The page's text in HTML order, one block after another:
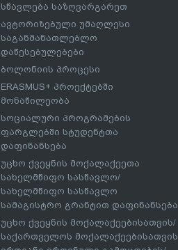
სწავლება საზღვარგარეთ
ავტორიზებული უმაღლესი
საგანმანათლებლო
დაწესებულებები
ბოლონიის პროცესი
ERASMUS+ პროექტებში
მონაწილეობა
სოციალური პროგრამების
ფარგლებში სტუდენტთა
დაფინანსება
უცხო ქვეყნის მოქალაქეეთა
სახელმწიფო სასწავლო/
სახელმწიფო სასწავლო
სამაგისტრო გრანტით დაფინანსება
უცხო ქვეყნის მოქალაქეებისათვის/
საქართველოს მოქალაქეებისათვის